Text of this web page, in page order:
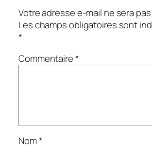
Votre adresse e-mail ne sera
Les champs obligatoires sont
*
Commentaire*
Nom*